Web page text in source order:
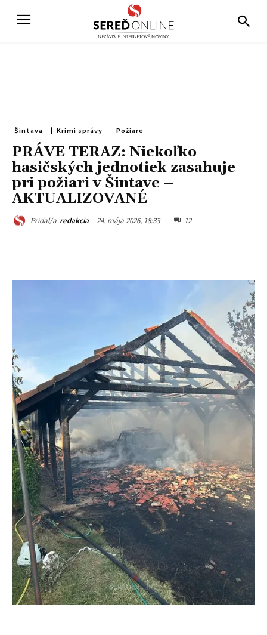
Šintava Krimi správy Požiare
PRÁVE TERAZ: Niekoľko
hasičských jednotiek zasahuje
pri požiari v Šintave –
AKTUALIZOVANÉ
Pridal/a redakcia 24. mája 2026, 18:33 12